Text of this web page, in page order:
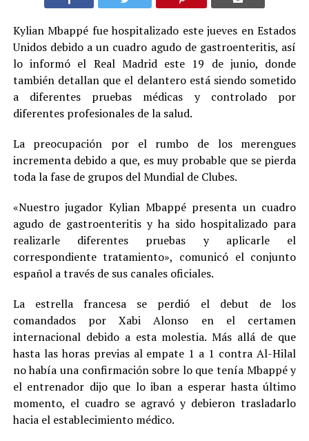
Kylian Mbappé fue hospitalizado este jueves en Estados
Unidos debido a un cuadro agudo de gastroenteritis, así
lo informó el Real Madrid este 19 de junio, donde
también detallan que el delantero está siendo sometido
a diferentes pruebas médicas y controlado por
diferentes profesionales de la salud.
La preocupación por el rumbo de los merengues
incrementa debido a que, es muy probable que se pierda
toda la fase de grupos del Mundial de Clubes.
«Nuestro jugador Kylian Mbappé presenta un cuadro
agudo de gastroenteritis y ha sido hospitalizado para
realizarle diferentes pruebas y aplicarle el
correspondiente tratamiento», comunicó el conjunto
español a través de sus canales oficiales.
La estrella francesa se perdió el debut de los
comandados por Xabi Alonso en el certamen
internacional debido a esta molestia. Más allá de que
hasta las horas previas al empate 1 a 1 contra Al-Hilal
no había una confirmación sobre lo que tenía Mbappé y
el entrenador dijo que lo iban a esperar hasta último
momento, el cuadro se agravó y debieron trasladarlo
hacia el establecimiento médico.